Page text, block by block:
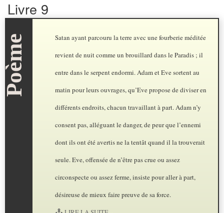
Livre 9
Satan ayant parcouru la terre avec une fourberie méditée
revient de nuit comme un brouillard dans le Paradis ; il
entre dans le serpent endormi. Adam et Eve sortent au
matin pour leurs ouvrages, qu’Eve propose de diviser en
différents endroits, chacun travaillant à part. Adam n’y
consent pas, alléguant le danger, de peur que l’ennemi
dont ils ont été avertis ne la tentât quand il la trouverait
seule. Eve, offensée de n’être pas crue ou assez
circonspecte ou assez ferme, insiste pour aller à part,
désireuse de mieux faire preuve de sa force.